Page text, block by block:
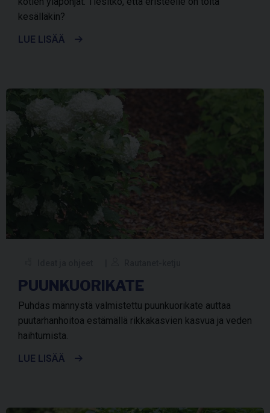
kesälläkin?
LUE LISÄÄ
PUUNKUORIKATE
Puhdas männystä valmistettu puunkuorikate auttaa
puutarhanhoitoa estämällä rikkakasvien kasvua ja veden
haihtumista.
LUE LISÄÄ